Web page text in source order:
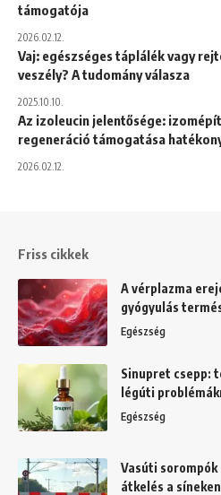
támogatója
2026.02.12.
Vaj: egészséges táplálék vagy
veszély? A tudomány válasza
2025.10.10.
Az izoleucin jelentősége:
regeneráció támogatása
2026.02.12.
Friss cikkek
A vérplazma
gyógyulás
Egészség
Sinupret csepp:
légúti
Egészség
Vasúti sorompók
átkelés a síneken